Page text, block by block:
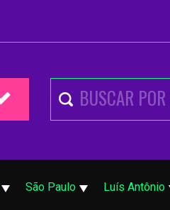
São Paulo Luís Antônio